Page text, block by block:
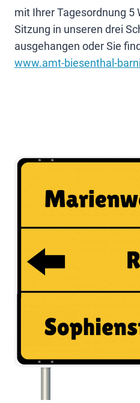
mit Ihrer Tagesordnung 5
Sitzung in unseren drei
ausgehangen oder Sie
www.amt-biesenthal-